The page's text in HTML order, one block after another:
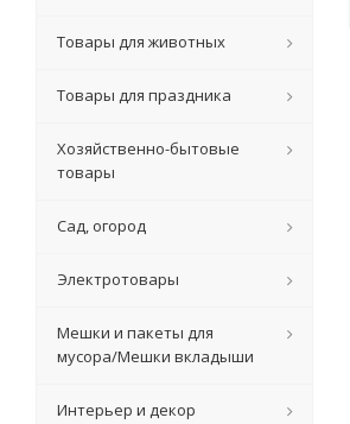
Товары для животных
Товары для праздника
Хозяйственно-бытовые
товары
Сад, огород
Электротовары
Мешки и пакеты для
мусора/Мешки вкладыши
Интерьер и декор